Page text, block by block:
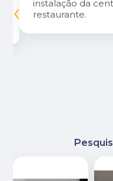
instalação da
restaurante.
‹